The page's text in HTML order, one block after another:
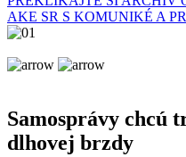
AKE SR S KOMUNIKÉ A
Samosprávy chcú
dlhovej brzdy